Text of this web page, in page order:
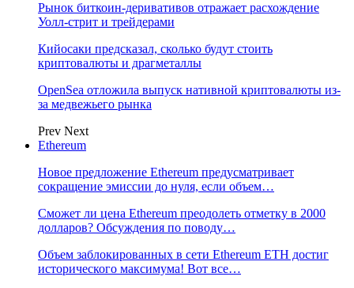
Рынок биткоин-деривативов отражает расхождение
Уолл-стрит и трейдерами
Кийосаки предсказал, сколько будут стоить
криптовалюты и драгметаллы
OpenSea отложила выпуск нативной криптовалюты из-
за медвежьего рынка
Prev Next
Ethereum
Новое предложение Ethereum предусматривает
сокращение эмиссии до нуля, если объем…
Сможет ли цена Ethereum преодолеть отметку в 2000
долларов? Обсуждения по поводу…
Объем заблокированных в сети Ethereum ETH достиг
исторического максимума! Вот все…